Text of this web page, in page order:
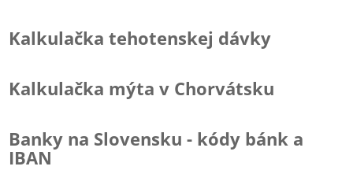
Kalkulačka tehotenskej dávky
Kalkulačka mýta v Chorvátsku
Banky na Slovensku - kódy bánk a
IBAN